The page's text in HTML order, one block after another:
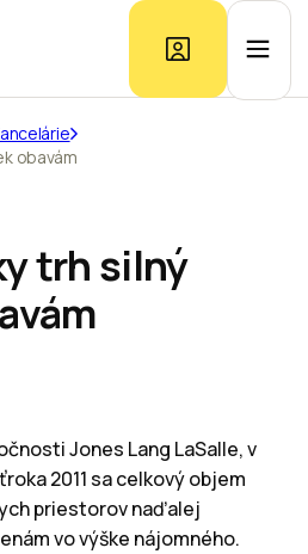
Prieskum trhu
Kontakt
obavám
trh silný
Jones Lang LaSalle, v
2011 sa celkový objem
priestorov naďalej
vo výške nájomného.